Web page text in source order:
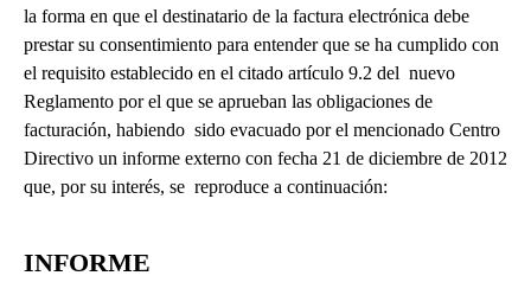
la forma en que el destinatario de la factura electrónica debe
prestar su consentimiento para entender que se ha cumplido con
el requisito establecido en el citado artículo 9.2 del nuevo
Reglamento por el que se aprueban las obligaciones de
facturación, habiendo sido evacuado por el mencionado Centro
Directivo un informe externo con fecha 21 de diciembre de 2012
que, por su interés, se reproduce a continuación:
INFORME